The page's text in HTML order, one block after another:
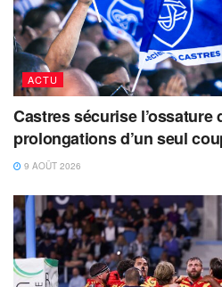
ACTU
Castres sécurise
prolongations d’un seul
9 AOÛT 2026